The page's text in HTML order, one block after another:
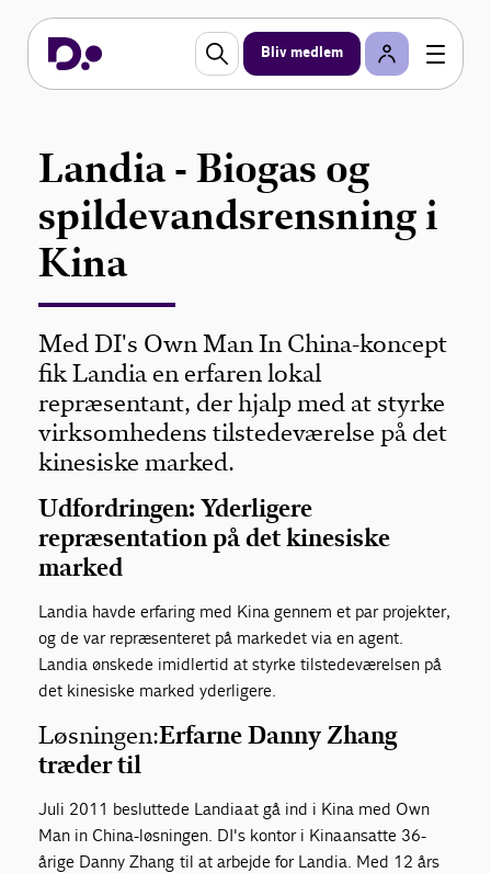
Bliv medlem
Landia - Biogas og
spildevandsrensning i
Kina
Med DI's Own Man In China-koncept
fik Landia en erfaren lokal
repræsentant, der hjalp med at styrke
virksomhedens tilstedeværelse på det
kinesiske marked.
Udfordringen:Yderligere
repræsentation på det kinesiske
marked
Landia havde erfaring med Kina gennem et par projekter,
og de var repræsenteret på markedet via en agent.
Landia ønskede imidlertid at styrke tilstedeværelsen på
det kinesiske marked yderligere.
Løsningen:Erfarne Danny Zhang
træder til
Juli 2011 besluttede Landia at gå ind i Kina med Own
Man in China-løsningen. DI's kontor i Kina ansatte 36-
årige Danny Zhang til at arbejde for Landia. Med 12 års